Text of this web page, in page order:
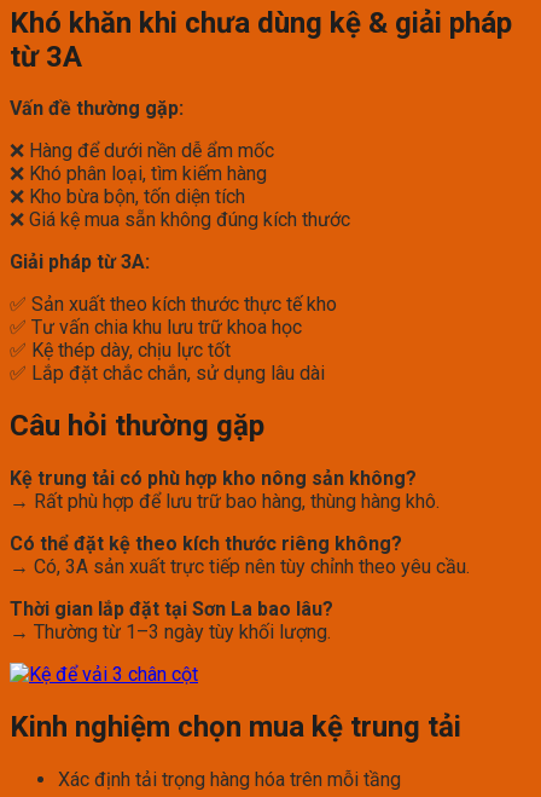
Khó khăn khi chưa dùng kệ & giải pháp
từ 3A
Vấn đề thường gặp:
❌ Hàng để dưới nền dễ ẩm mốc
❌ Khó phân loại, tìm kiếm hàng
❌ Kho bừa bộn, tốn diện tích
❌ Giá kệ mua sẵn không đúng kích thước
Giải pháp từ 3A:
✅ Sản xuất theo kích thước thực tế kho
✅ Tư vấn chia khu lưu trữ khoa học
✅ Kệ thép dày, chịu lực tốt
✅ Lắp đặt chắc chắn, sử dụng lâu dài
Câu hỏi thường gặp
Kệ trung tải có phù hợp kho nông sản không?
→ Rất phù hợp để lưu trữ bao hàng, thùng hàng khô.
Có thể đặt kệ theo kích thước riêng không?
→ Có, 3A sản xuất trực tiếp nên tùy chỉnh theo yêu cầu.
Thời gian lắp đặt tại Sơn La bao lâu?
→ Thường từ 1–3 ngày tùy khối lượng.
Kinh nghiệm chọn mua kệ trung tải
Xác định tải trọng hàng hóa trên mỗi tầng